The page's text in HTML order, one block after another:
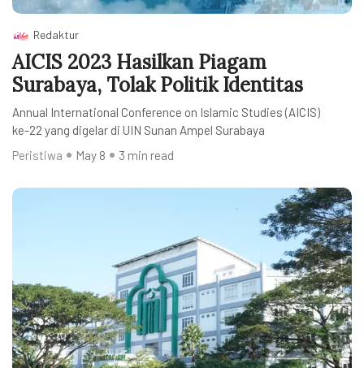
Redaktur
AICIS 2023 Hasilkan Piagam
Surabaya, Tolak Politik Identitas
Annual International Conference on Islamic Studies (AICIS)
ke-22 yang digelar di UIN Sunan Ampel Surabaya
Peristiwa
May 8 3 min read